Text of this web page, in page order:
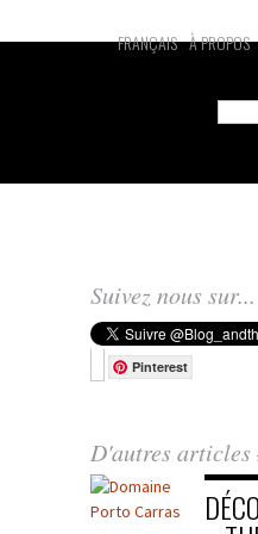
À PROPOS
FRANÇAIS
Suivez nous sur...
Pinterest
D'autres articles